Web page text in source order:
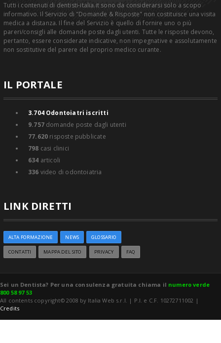
Tutti i contenuti di dentisti-italia.it sono da considerarsi solo a scopo
informativo. Il Servizio di "Domande & Risposte" non costituisce una visita
medica a distanza. Il fine del Servizio è quello di fornire uno o più
pareri/consigli alle domande poste dagli utenti. Tutte le risposte devono,
pertanto, essere considerate indicative, non impegnative e assolutamente
non sostitutive del parere del proprio medico curante.
IL PORTALE
3.704Odontoiatri iscritti
9.757domande poste dagli utenti
77.620 risposte pubblicate
798 casi clinici
634 articoli
336 video di odontoiatria
LINK DIRETTI
ALTA FORMAZIONE NEWS GLOSSARIO
CONTATTI MAPPA DEL SITO PRIVACY FAQ
Sei un Dentista? Per una consulenza gratuita chiama il numero verde
800 58 97 53
All contents copyright© 2008 by Italia Web s.r.l. | P.I. e C.F. 10272711002 |
Credits